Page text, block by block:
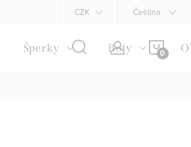
Podmínky ochrany osobních údajů
CZK Čeština
Šperky Boty